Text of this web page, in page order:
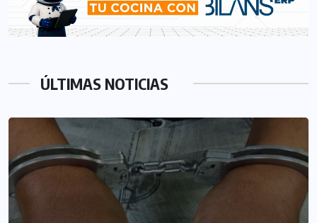
ÚLTIMAS NOTICIAS